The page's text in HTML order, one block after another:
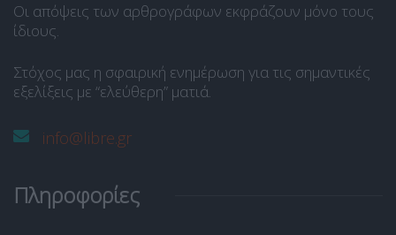
Οι απόψεις των αρθρογράφων εκφράζουν μόνο τους
ίδιους.
Στόχος μας η σφαιρική ενημέρωση για τις σημαντικές
εξελίξεις με “ελεύθερη” ματιά.
info@libre.gr
Πληροφορίες